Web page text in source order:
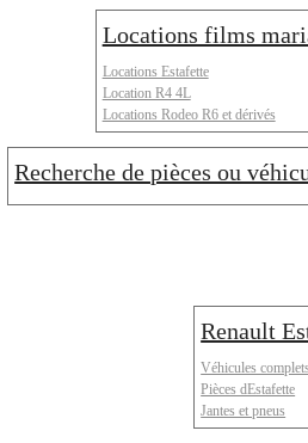
Locations films
Locations Estafette
Location R4 4L
Locations Rodeo R6 et dérivés
Recherche de pièces ou
Renault
Véhicules complets
Pièces dEstafette
Jantes et pneus